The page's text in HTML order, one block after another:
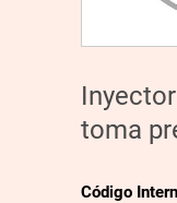
toma
Código